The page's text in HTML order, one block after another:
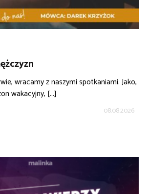
wracamy z naszymi spotkaniami. Jako,
wakacyjny, [...]
08.08.2026